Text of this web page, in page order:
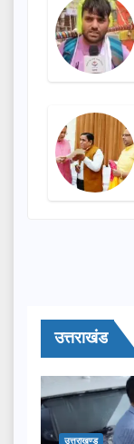
उत्तराखंड
उत्तराखण्ड